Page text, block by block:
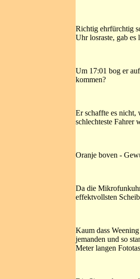
Richtig ehrfürchtig
Uhr losraste, gab es
Um 17:01 bog er
kommen?
Er schaffte es nicht,
schlechteste Fahrer
Oranje boven -
Da die
effektvollsten
Kaum dass
jemanden und so
Meter langen